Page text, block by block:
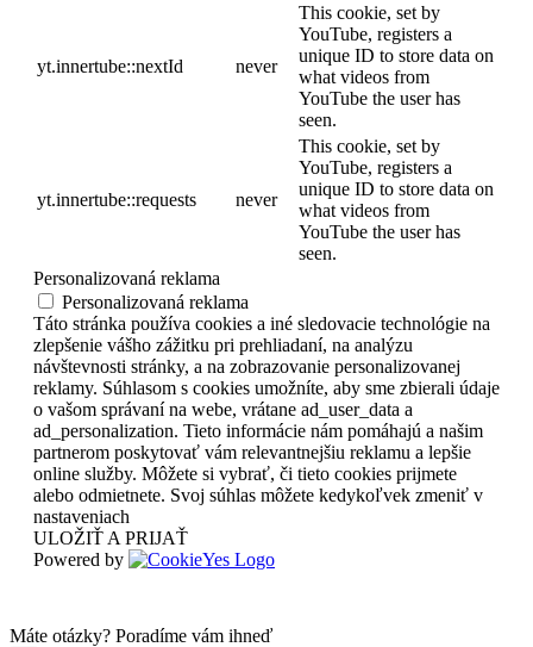
yt.innertube::nextId never
This cookie, set by
YouTube, registers a
unique ID to store data on
what videos from
YouTube the user has
seen.
yt.innertube::requests never
This cookie, set by
YouTube, registers a
unique ID to store data on
what videos from
YouTube the user has
seen.
Personalizovaná reklama
Personalizovaná reklama
Táto stránka používa cookies a iné sledovacie technológie na
zlepšenie vášho zážitku pri prehliadaní, na analýzu
návštevnosti stránky, a na zobrazovanie personalizovanej
reklamy. Súhlasom s cookies umožníte, aby sme zbierali údaje
o vašom správaní na webe, vrátane ad_user_data a
ad_personalization. Tieto informácie nám pomáhajú a našim
partnerom poskytovať vám relevantnejšiu reklamu a lepšie
online služby. Môžete si vybrať, či tieto cookies prijmete
alebo odmietnete. Svoj súhlas môžete kedykoľvek zmeniť v
nastaveniach
ULOŽIŤ A PRIJAŤ
Powered by
Máte otázky? Poradíme vám ihneď